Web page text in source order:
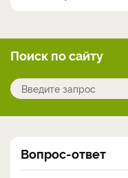
Поиск по сайту
Вопрос-ответ